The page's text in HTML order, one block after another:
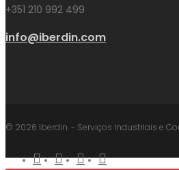
+351 210 992 499
info@iberdin.com
© 2026 Iberdin. - Serviços Industriais e
facebooklinkedinyoutubeinstagram